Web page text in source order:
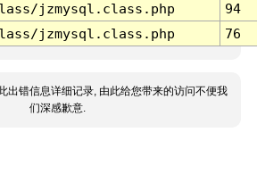
jzmysql.class.php
94
jzmysql.class.php 76
出错信息详细记录, 由此给您带来的访问不便我
们深感歉意.